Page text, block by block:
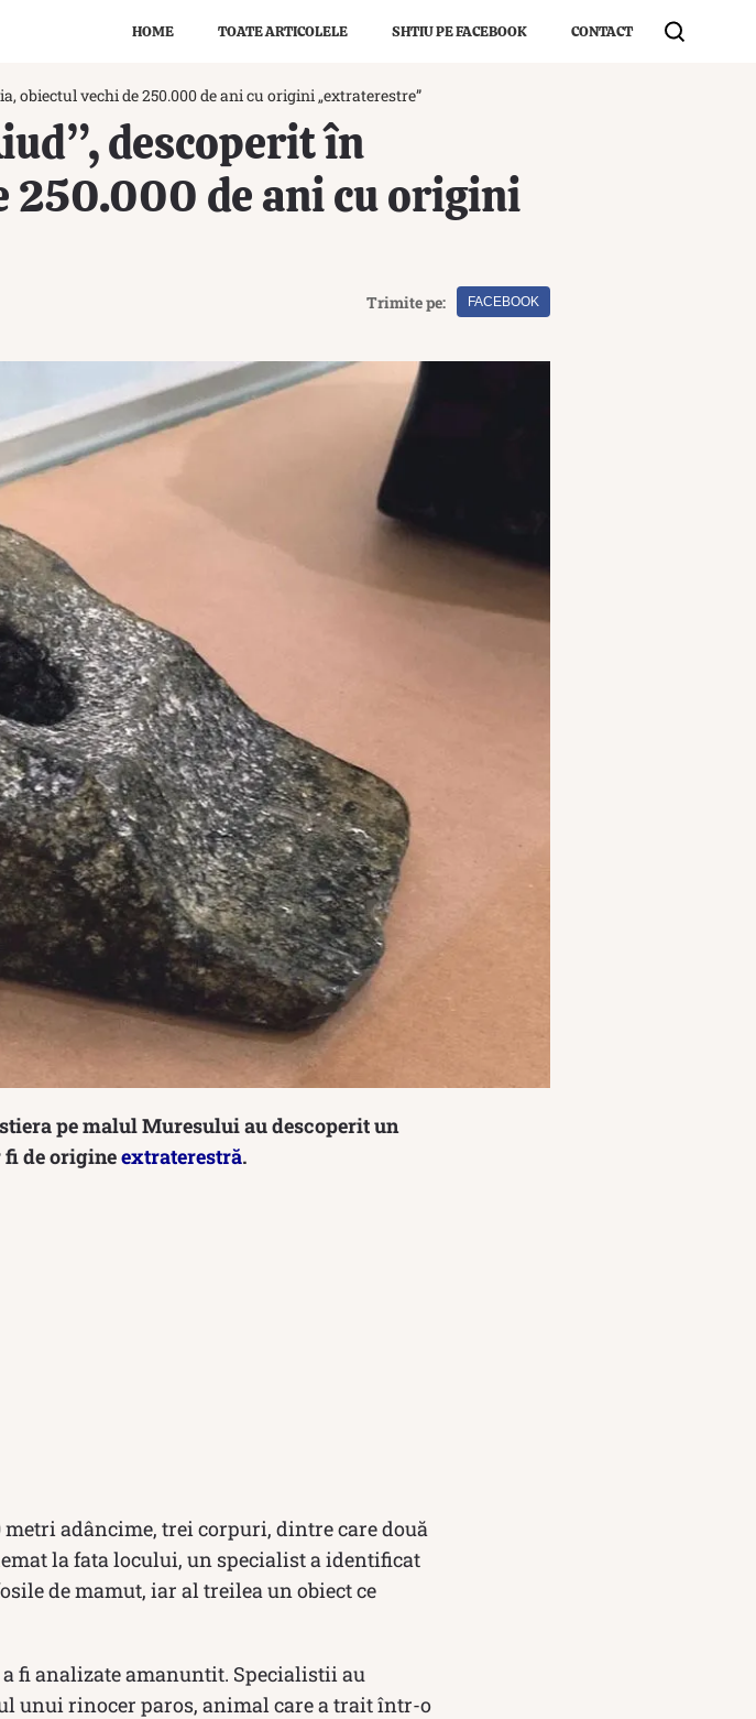
HOME TOATE ARTICOLELE SHTIU PE FACEBOOK CONTACT
obiectul vechi de 250.000 de ani cu origini „extraterestre”
descoperit în
250.000 de ani cu origini
Trimite pe: FACEBOOK
pe malul Muresului au descoperit un
fi de origineextraterestră.
adâncime, trei corpuri, dintre care două
la fata locului, un specialist a identificat
de mamut, iar al treilea un obiect ce
fi analizate amanuntit. Specialistii au
unui rinocer paros, animal care a trait într-o